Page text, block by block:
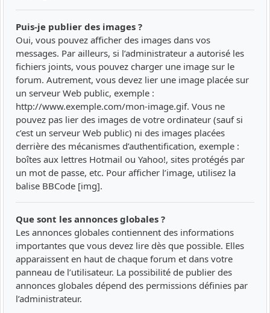
Puis-je publier des images ?
Oui, vous pouvez afficher des images dans vos
messages. Par ailleurs, si l’administrateur a autorisé les
fichiers joints, vous pouvez charger une image sur le
forum. Autrement, vous devez lier une image placée sur
un serveur Web public, exemple :
http://www.exemple.com/mon-image.gif. Vous ne
pouvez pas lier des images de votre ordinateur (sauf si
c’est un serveur Web public) ni des images placées
derrière des mécanismes d’authentification, exemple :
boîtes aux lettres Hotmail ou Yahoo!, sites protégés par
un mot de passe, etc. Pour afficher l’image, utilisez la
balise BBCode [img].
Que sont les annonces globales ?
Les annonces globales contiennent des informations
importantes que vous devez lire dès que possible. Elles
apparaissent en haut de chaque forum et dans votre
panneau de l’utilisateur. La possibilité de publier des
annonces globales dépend des permissions définies par
l’administrateur.